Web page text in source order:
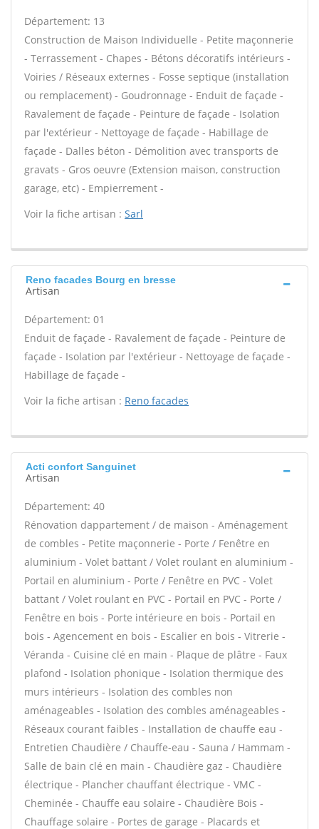
Département: 13
Construction de Maison Individuelle - Petite maçonnerie
- Terrassement - Chapes - Bétons décoratifs intérieurs -
Voiries / Réseaux externes - Fosse septique (installation
ou remplacement) - Goudronnage - Enduit de façade -
Ravalement de façade - Peinture de façade - Isolation
par l'extérieur - Nettoyage de façade - Habillage de
façade - Dalles béton - Démolition avec transports de
gravats - Gros oeuvre (Extension maison, construction
garage, etc) - Empierrement -
Voir la fiche artisan : Sarl
Reno facades Bourg en bresse
Artisan
Département: 01
Enduit de façade - Ravalement de façade - Peinture de
façade - Isolation par l'extérieur - Nettoyage de façade -
Habillage de façade -
Voir la fiche artisan : Reno facades
Acti confort Sanguinet
Artisan
Département: 40
Rénovation dappartement / de maison - Aménagement
de combles - Petite maçonnerie - Porte / Fenêtre en
aluminium - Volet battant / Volet roulant en aluminium -
Portail en aluminium - Porte / Fenêtre en PVC - Volet
battant / Volet roulant en PVC - Portail en PVC - Porte /
Fenêtre en bois - Porte intérieure en bois - Portail en
bois - Agencement en bois - Escalier en bois - Vitrerie -
Véranda - Cuisine clé en main - Plaque de plâtre - Faux
plafond - Isolation phonique - Isolation thermique des
murs intérieurs - Isolation des combles non
aménageables - Isolation des combles aménageables -
Réseaux courant faibles - Installation de chauffe eau -
Entretien Chaudière / Chauffe-eau - Sauna / Hammam -
Salle de bain clé en main - Chaudière gaz - Chaudière
électrique - Plancher chauffant électrique - VMC -
Cheminée - Chauffe eau solaire - Chaudière Bois -
Chauffage solaire - Portes de garage - Placards et